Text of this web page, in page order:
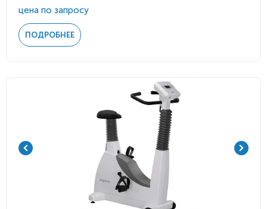
цена по запросу
ПОДРОБНЕЕ